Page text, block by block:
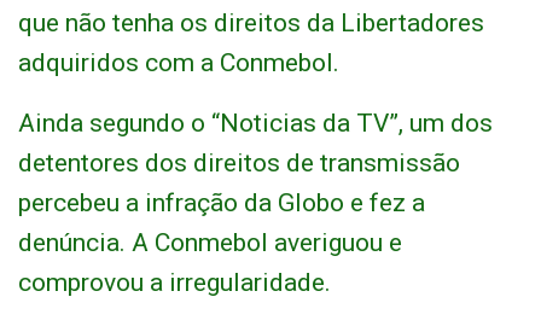
que não tenha os direitos da Libertadores
adquiridos com a Conmebol.
Ainda segundo o “Noticias da TV”, um dos
detentores dos direitos de transmissão
percebeu a infração da Globo e fez a
denúncia. A Conmebol averiguou e
comprovou a irregularidade.